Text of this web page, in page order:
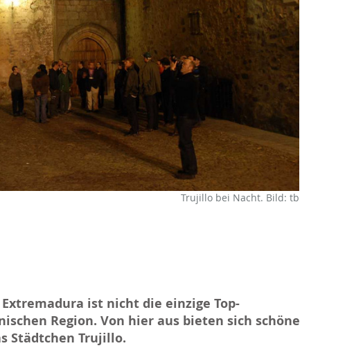
Trujillo bei Nacht. Bild: tb
ist nicht die einzige Top-
Region. Von hier aus bieten sich schöne
Städtchen Trujillo.